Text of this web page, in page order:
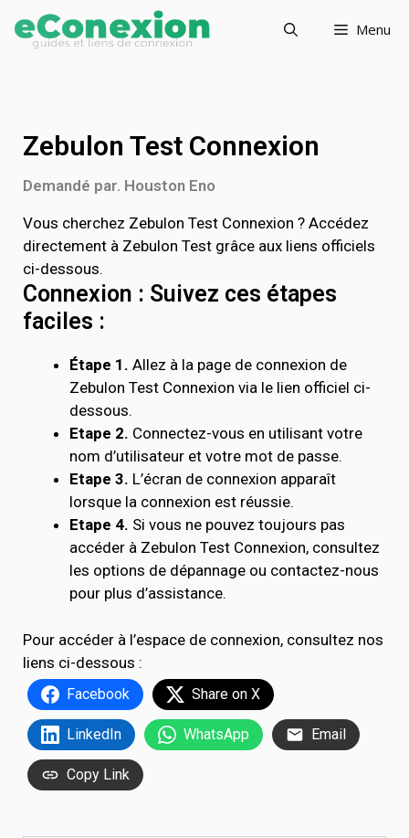
Menu
Zebulon Test Connexion
Demandé par. Houston Eno
Vous cherchez Zebulon Test Connexion ? Accédez
directement à Zebulon Test grâce aux liens officiels
ci-dessous.
Connexion : Suivez ces étapes
faciles :
Étape 1. Allez à la page de connexion de
Zebulon Test Connexion via le lien officiel ci-
dessous.
Etape 2. Connectez-vous en utilisant votre
nom d’utilisateur et votre mot de passe.
Etape 3. L’écran de connexion apparaît
lorsque la connexion est réussie.
Etape 4. Si vous ne pouvez toujours pas
accéder à Zebulon Test Connexion, consultez
les options de dépannage ou contactez-nous
pour plus d’assistance.
Pour accéder à l’espace de connexion, consultez nos
liens ci-dessous :
Facebook Share on X
LinkedIn WhatsApp Email
Copy Link